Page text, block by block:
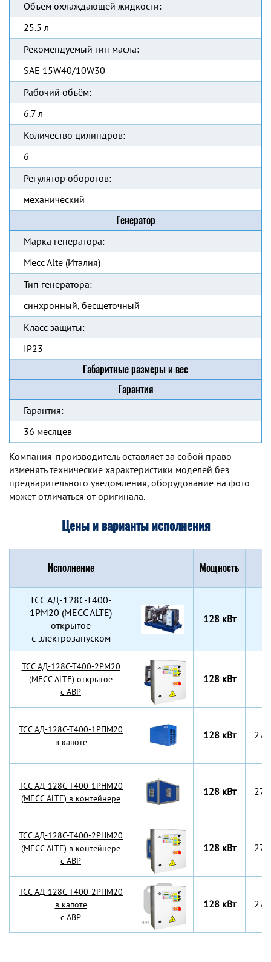
Объем охлаждающей жидкости:
25.5 л
Рекомендуемый тип масла:
SAE 15W40/10W30
Рабочий объём:
6.7 л
Количество цилиндров:
6
Регулятор оборотов:
механический
Генератор
Марка генератора:
Mecc Alte (Италия)
Тип генератора:
синхронный, бесщеточный
Класс защиты:
IP23
Габаритные размеры и вес
Гарантия
Гарантия:
36 месяцев
Компания-производитель оставляет за собой право
изменять технические характеристики моделей без
предварительного уведомления, оборудование на фото
может отличаться от оригинала.
Цены и варианты исполнения
Исполнение Мощность
TCC АД-128С-Т400-
1РМ20 (MECC ALTE)
открытое
с электрозапуском
128 кВт
TCC АД-128С-Т400-2РМ20
(MECC ALTE) открытое
с АВР
128 кВт
TCC АД-128С-Т400-1РПМ20
в капоте
128 кВт
TCC АД-128С-Т400-1РНМ20
(MECC ALTE) в контейнере
128 кВт
TCC АД-128С-Т400-2РНМ20
(MECC ALTE) в контейнере
с АВР
128 кВт
TCC АД-128С-Т400-2РПМ20
в капоте
с АВР
128 кВт